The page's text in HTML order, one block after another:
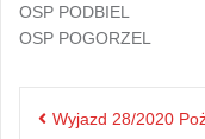
OSP PODBIEL
OSP POGORZEL
Nawigacja
Wyjazd 28/2020